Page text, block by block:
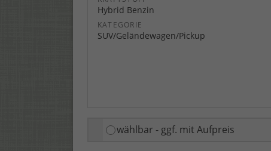
Hybrid Benzin
KATEGORIE
SUV/Geländewagen/Pickup
wählbar - ggf. mit Aufpreis